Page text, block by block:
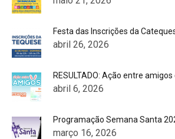
Festa das Inscrições da
abril 26, 2026
RESULTADO: Ação entre
abril 6, 2026
Programação Semana Santa
março 16, 2026